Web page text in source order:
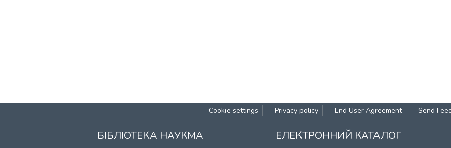
Cookie settings Privacy policy End User Agreement Send
БІБЛІОТЕКА НАУКМА ЕЛЕКТРОННИЙ КАТАЛОГ